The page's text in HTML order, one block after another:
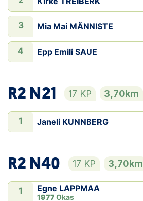
3 Mia Mai MÄNNISTE
4 Epp Emili SAUE
R2 N21 17 KP 3,70km
1 Janeli KUNNBERG
R2 N40 17 KP 3,70km
1 Egne LAPPMAA
1977 Okas